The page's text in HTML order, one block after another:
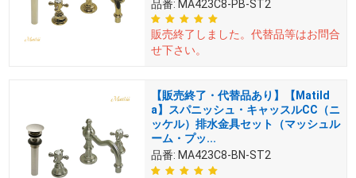
品番: MA423C8-PB-ST2
販売終了しました。 代替品等はお問合
せ下さい。
【販売終了・代替品あり】【Matild
a】スパニッシュ・キャッスルCC（ニ
ッケル）排水金具セット（マッシュル
ーム・プッ...
品番: MA423C8-BN-ST2